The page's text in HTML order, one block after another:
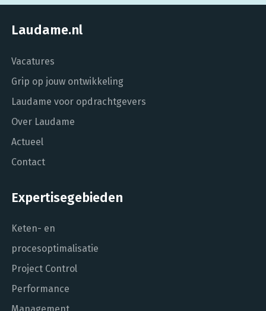
Laudame.nl
Vacatures
Grip op jouw ontwikkeling
Laudame voor opdrachtgevers
Over Laudame
Actueel
Contact
Expertisegebieden
Keten- en
procesoptimalisatie
Project Control
Performance